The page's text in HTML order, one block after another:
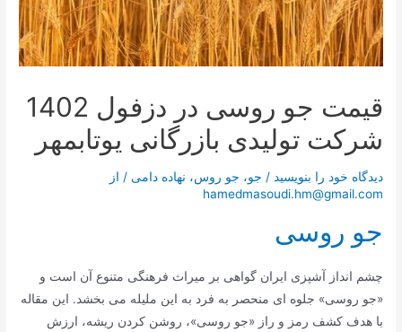
قیمت جو روسی در دزفول 1402
شرکت تولیدی بازرگانی یوتابمهر
دیدگاه‌ خود را بنویسید / جو، جو روس، نهاده دامی / از
hamedmasoudi.hm@gmail.com
جو روسی
چشم انداز آشپزی ایران گواهی بر میراث فرهنگی متنوع آن است و
«جو روسی» جلوه ای منحصر به فرد به این ملیله می بخشد. این مقاله
با هدف کشف رمز و راز «جو روسی»، روشن کردن ریشه، ارزش